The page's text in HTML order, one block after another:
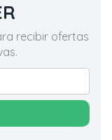
recibir ofertas